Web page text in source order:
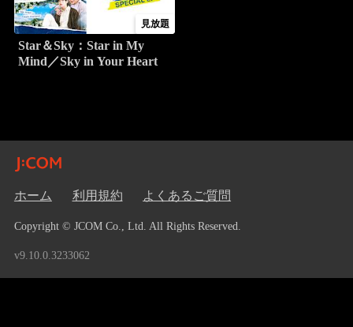
見放題
Star＆Sky：Star in My
Mind／Sky in Your Heart
ホーム 利用規約 よくあるご質問
Copyright © JCOM Co., Ltd. All Rights Reserved.
v9.10.0.3233062